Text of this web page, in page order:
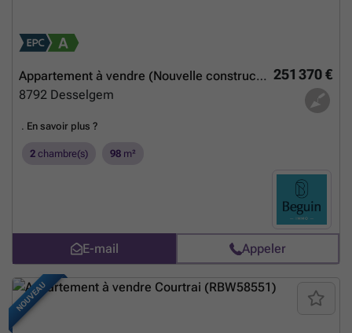
251 370 €
Appartement à vendre (Nouvelle construction)
8792 Desselgem
. En savoir plus ?
2 chambre(s) 98 m²
E-mail Appeler
NOUVEAU